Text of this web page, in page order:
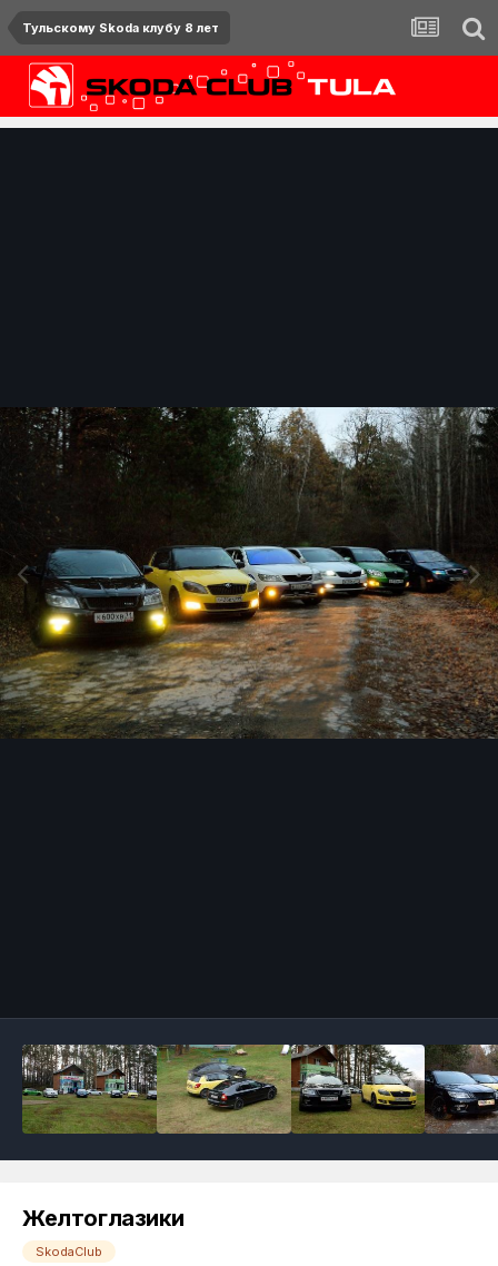
Тульскому Skoda клубу 8 лет
Желтоглазики
SkodaClub